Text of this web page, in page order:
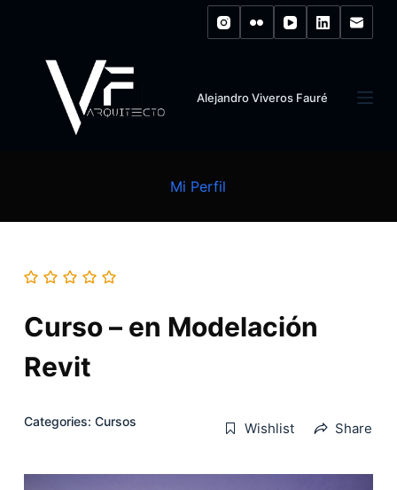
n
Alejandro Viveros Fauré
Mi Perfil
Curso – en Modelación
Revit
Categories: Cursos Wishlist Share